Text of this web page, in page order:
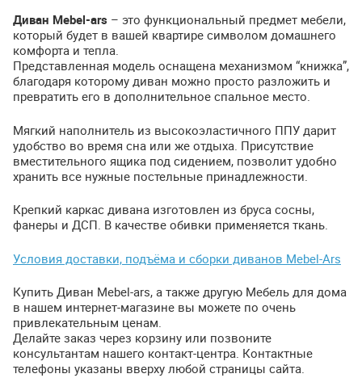
Диван Mebel-ars – это функциональный предмет мебели,
который будет в вашей квартире символом домашнего
комфорта и тепла.
Представленная модель оснащена механизмом “книжка”,
благодаря которому диван можно просто разложить и
превратить его в дополнительное спальное место.
Мягкий наполнитель из высокоэластичного ППУ дарит
удобство во время сна или же отдыха. Присутствие
вместительного ящика под сидением, позволит удобно
хранить все нужные постельные принадлежности.
Крепкий каркас дивана изготовлен из бруса сосны,
фанеры и ДСП. В качестве обивки применяется ткань.
Условия доставки, подъёма и сборки диванов Mebel-Ars
Купить Диван Mebel-ars, а также другую Мебель для дома
в нашем интернет-магазине вы можете по очень
привлекательным ценам.
Делайте заказ через корзину или позвоните
консультантам нашего контакт-центра. Контактные
телефоны указаны вверху любой страницы сайта.